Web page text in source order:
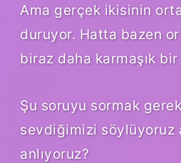
Ama gerçek ikisinin
duruyor. Hatta bazen
biraz daha karmaşık
Şu soruyu sormak
sevdiğimizi söylüyoruz
anlıyoruz?